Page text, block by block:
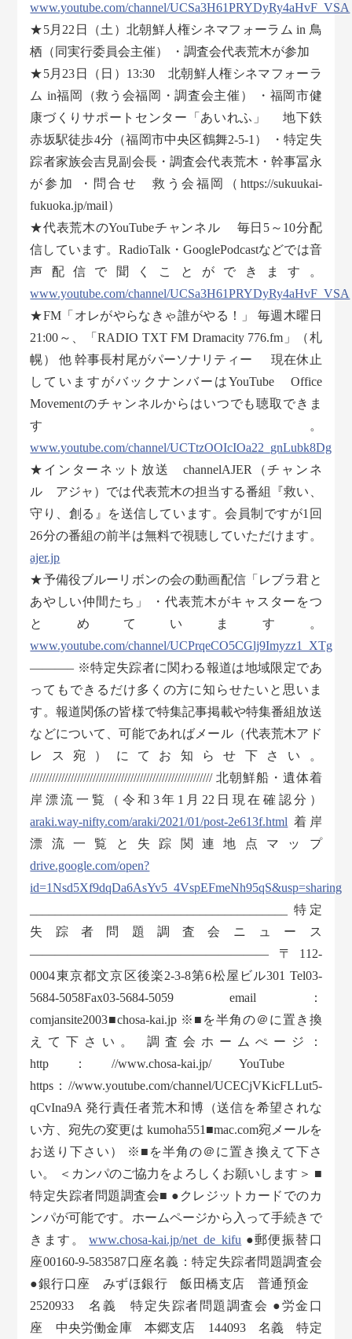
www.youtube.com/channel/UCSa3H61PRYDyRy4aHvF_VSA
★5月22日（土）北朝鮮人権シネマフォーラム in 鳥
栖（同実行委員会主催） ・調査会代表荒木が参加
★5月23日（日）13:30 北朝鮮人権シネマフォーラ
ム in福岡（救う会福岡・調査会主催） ・福岡市健
康づくりサポートセンター「あいれふ」 地下鉄
赤坂駅徒歩4分（福岡市中央区鶴舞2-5-1） ・特定失
踪者家族会吉見副会長・調査会代表荒木・幹事冨永
が参加 ・問合せ 救う会福岡（https://sukuukai-
fukuoka.jp/mail）
★代表荒木のYouTubeチャンネル 毎日5～10分配
信しています。RadioTalk・GooglePodcastなどでは音
声配信で聞くことができます。
www.youtube.com/channel/UCSa3H61PRYDyRy4aHvF_VSA
★FM「オレがやらなきゃ誰がやる！」 毎週木曜日
21:00～、「RADIO TXT FM Dramacity 776.fm」（札
幌） 他 幹事長村尾がパーソナリティー 現在休止
していますがバックナンバーはYouTube Office
Movementのチャンネルからはいつでも聴取できま
す。
www.youtube.com/channel/UCTtzOOIcIOa22_gnLubk8Dg
★インターネット放送 channelAJER（チャンネ
ル アジャ）では代表荒木の担当する番組『救い、
守り、創る』を送信しています。会員制ですが1回
26分の番組の前半は無料で視聴していただけます。
ajer.jp
★予備役ブルーリボンの会の動画配信「レブラ君と
あやしい仲間たち」 ・代表荒木がキャスターをつ
とめています。
www.youtube.com/channel/UCPrqeCO5CGlj9Imyzz1_XTg
———– ※特定失踪者に関わる報道は地域限定であ
ってもできるだけ多くの方に知らせたいと思いま
す。報道関係の皆様で特集記事掲載や特集番組放送
などについて、可能であればメール（代表荒木アド
レス宛）にてお知らせ下さい。
////////////////////////////////////////////////////////// 北朝鮮船・遺体着
岸漂流一覧（令和3年1月22日現在確認分）
araki.way-nifty.com/araki/2021/01/post-2e613f.html 着岸
漂流一覧と失踪関連地点マップ
drive.google.com/open?
id=1Nsd5Xf9dqDa6AsYv5_4VspEFmeNh95qS&usp=sharing
_________________________________________ 特定
失踪者問題調査会ニュース
——————————————————— 〒112-
0004東京都文京区後楽2-3-8第6松屋ビル301 Tel03-
5684-5058Fax03-5684-5059 email：
comjansite2003■chosa-kai.jp ※■を半角の＠に置き換
えて下さい。 調査会ホームぺージ：
http：//www.chosa-kai.jp/ YouTube
https：//www.youtube.com/channel/UCECjVKicFLLut5-
qCvIna9A 発行責任者荒木和博（送信を希望されな
い方、宛先の変更は kumoha551■mac.com宛メールを
お送り下さい） ※■を半角の＠に置き換えて下さ
い。 ＜カンパのご協力をよろしくお願いします＞ ■
特定失踪者問題調査会■ ●クレジットカードでのカ
ンパが可能です。ホームページから入って手続きで
きます。www.chosa-kai.jp/net_de_kifu ●郵便振替口
座00160-9-583587口座名義：特定失踪者問題調査会
●銀行口座 みずほ銀行 飯田橋支店 普通預金
2520933 名義 特定失踪者問題調査会 ●労金口
座 中央労働金庫 本郷支店 144093 名義 特定